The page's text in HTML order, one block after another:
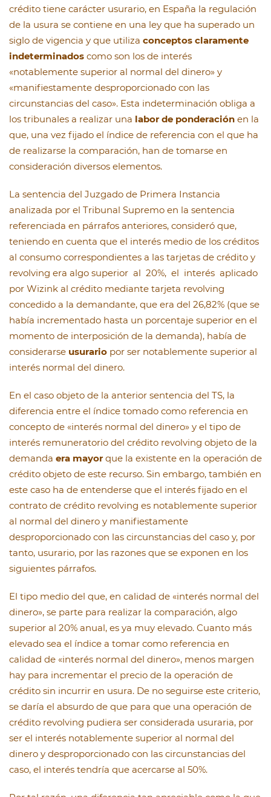
crédito tiene carácter usurario, en España la regulación
de la usura se contiene en una ley que ha superado un
siglo de vigencia y que utiliza conceptos claramente
indeterminados como son los de interés
«notablemente superior al normal del dinero» y
«manifiestamente desproporcionado con las
circunstancias del caso». Esta indeterminación obliga a
los tribunales a realizar una labor de ponderación en la
que, una vez fijado el índice de referencia con el que ha
de realizarse la comparación, han de tomarse en
consideración diversos elementos.
La sentencia del Juzgado de Primera Instancia
analizada por el Tribunal Supremo en la sentencia
referenciada en párrafos anteriores, consideró que,
teniendo en cuenta que el interés medio de los créditos
al consumo correspondientes a las tarjetas de crédito y
revolving era algo superior al 20%, el interés aplicado
por Wizink al crédito mediante tarjeta revolving
concedido a la demandante, que era del 26,82% (que se
había incrementado hasta un porcentaje superior en el
momento de interposición de la demanda), había de
considerarse usurario por ser notablemente superior al
interés normal del dinero.
En el caso objeto de la anterior sentencia del TS, la
diferencia entre el índice tomado como referencia en
concepto de «interés normal del dinero» y el tipo de
interés remuneratorio del crédito revolving objeto de la
demanda era mayor que la existente en la operación de
crédito objeto de este recurso. Sin embargo, también en
este caso ha de entenderse que el interés fijado en el
contrato de crédito revolving es notablemente superior
al normal del dinero y manifiestamente
desproporcionado con las circunstancias del caso y, por
tanto, usurario, por las razones que se exponen en los
siguientes párrafos.
El tipo medio del que, en calidad de «interés normal del
dinero», se parte para realizar la comparación, algo
superior al 20% anual, es ya muy elevado. Cuanto más
elevado sea el índice a tomar como referencia en
calidad de «interés normal del dinero», menos margen
hay para incrementar el precio de la operación de
crédito sin incurrir en usura. De no seguirse este criterio,
se daría el absurdo de que para que una operación de
crédito revolving pudiera ser considerada usuraria, por
ser el interés notablemente superior al normal del
dinero y desproporcionado con las circunstancias del
caso, el interés tendría que acercarse al 50%.